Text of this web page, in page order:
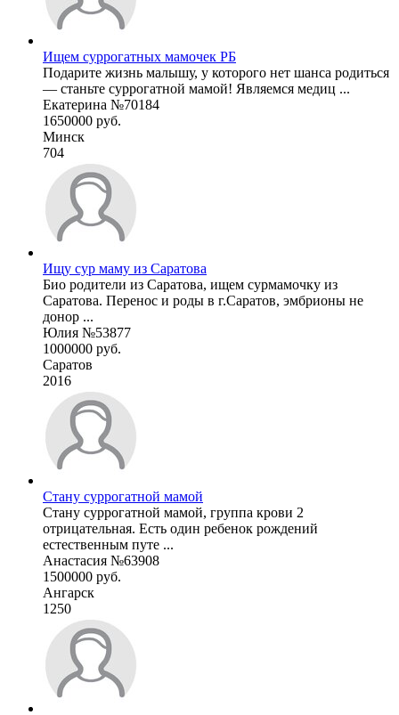
Ищем суррогатных мамочек РБ
Подарите жизнь малышу, у которого нет шанса родиться
— станьте суррогатной мамой! Являемся медиц ...
Екатерина №70184
1650000 руб.
Минск
704
Ищу сур маму из Саратова
Био родители из Саратова, ищем сурмамочку из
Саратова. Перенос и роды в г.Саратов, эмбрионы не
донор ...
Юлия №53877
1000000 руб.
Саратов
2016
Стану суррогатной мамой
Стану суррогатной мамой, группа крови 2
отрицательная. Есть один ребенок рождений
естественным путе ...
Анастасия №63908
1500000 руб.
Ангарск
1250